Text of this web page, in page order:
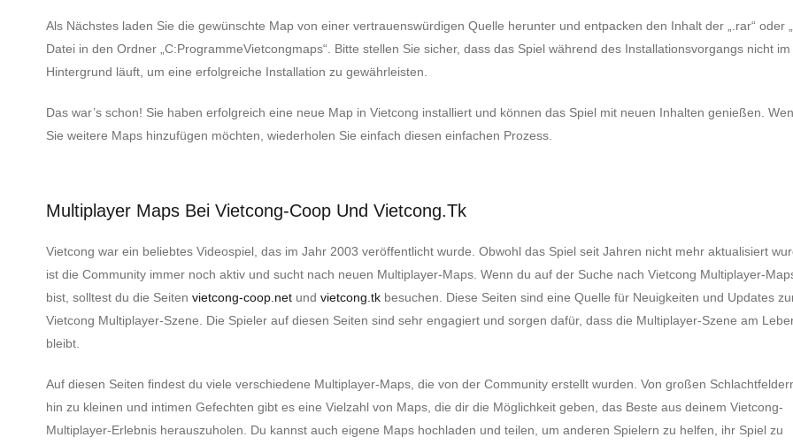
Als Nächstes laden Sie die gewünschte Map von einer vertrauenswürdigen Quelle herunter und entpacken den Inhalt der „.rar“ oder
Datei in den Ordner „C:ProgrammeVietcongmaps“. Bitte stellen Sie sicher, dass das Spiel während des Installationsvorgangs nicht im
Hintergrund läuft, um eine erfolgreiche Installation zu gewährleisten.
Das war’s schon! Sie haben erfolgreich eine neue Map in Vietcong installiert und können das Spiel mit neuen Inhalten genießen.
Sie weitere Maps hinzufügen möchten, wiederholen Sie einfach diesen einfachen Prozess.
Multiplayer Maps Bei Vietcong-Coop Und Vietcong.tk
Vietcong war ein beliebtes Videospiel, das im Jahr 2003 veröffentlicht wurde. Obwohl das Spiel seit Jahren nicht mehr aktualisiert
ist die Community immer noch aktiv und sucht nach neuen Multiplayer-Maps. Wenn du auf der Suche nach Vietcong Multiplayer-
bist, solltest du die Seiten vietcong-coop.netund vietcong.tkbesuchen. Diese Seiten sind eine Quelle für Neuigkeiten und Updates
Vietcong Multiplayer-Szene. Die Spieler auf diesen Seiten sind sehr engagiert und sorgen dafür, dass die Multiplayer-Szene am
bleibt.
Auf diesen Seiten findest du viele verschiedene Multiplayer-Maps, die von der Community erstellt wurden. Von großen
hin zu kleinen und intimen Gefechten gibt es eine Vielzahl von Maps, die dir die Möglichkeit geben, das Beste aus deinem Vietcong-
Multiplayer-Erlebnis herauszuholen. Du kannst auch eigene Maps hochladen und teilen, um anderen Spielern zu helfen, ihr Spiel zu